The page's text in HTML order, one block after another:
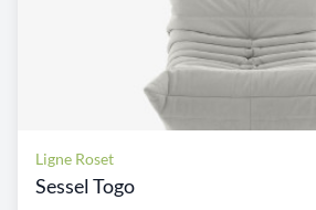
Ligne Roset
Sessel Togo